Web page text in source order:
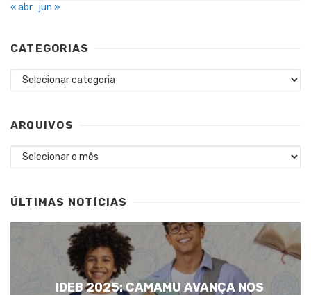
« abr jun »
CATEGORIAS
Categorias
ARQUIVOS
Arquivos
ÚLTIMAS NOTÍCIAS
IDEB 2025: CAMAMU AVANÇA NOS